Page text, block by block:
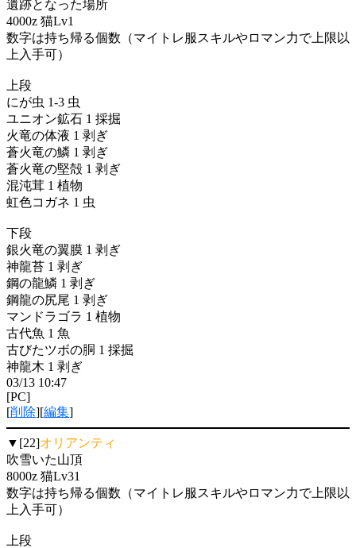
遺跡となった場所
4000z 猫Lv1
数字は持ち帰る個数（マイトレ服スキルやロマン力で上限以
上入手可）
上段
にが虫 1-3 虫
ユニオン鉱石 1 採掘
火竜の体液 1 剥ぎ
蒼火竜の鱗 1 剥ぎ
蒼火竜の堅殻 1 剥ぎ
混沌茸 1 植物
虹色コガネ 1 虫
下段
銀火竜の翼膜 1 剥ぎ
神龍苔 1 剥ぎ
鋼の龍鱗 1 剥ぎ
鋼龍の尻尾 1 剥ぎ
マンドラゴラ 1 植物
古代魚 1 魚
古びたツボの胴 1 採掘
神龍木 1 剥ぎ
03/13 10:47
[PC]
[削除][編集]
▼[22]オリアンティ
吹雪いた山頂
8000z 猫Lv31
数字は持ち帰る個数（マイトレ服スキルやロマン力で上限以
上入手可）
上段